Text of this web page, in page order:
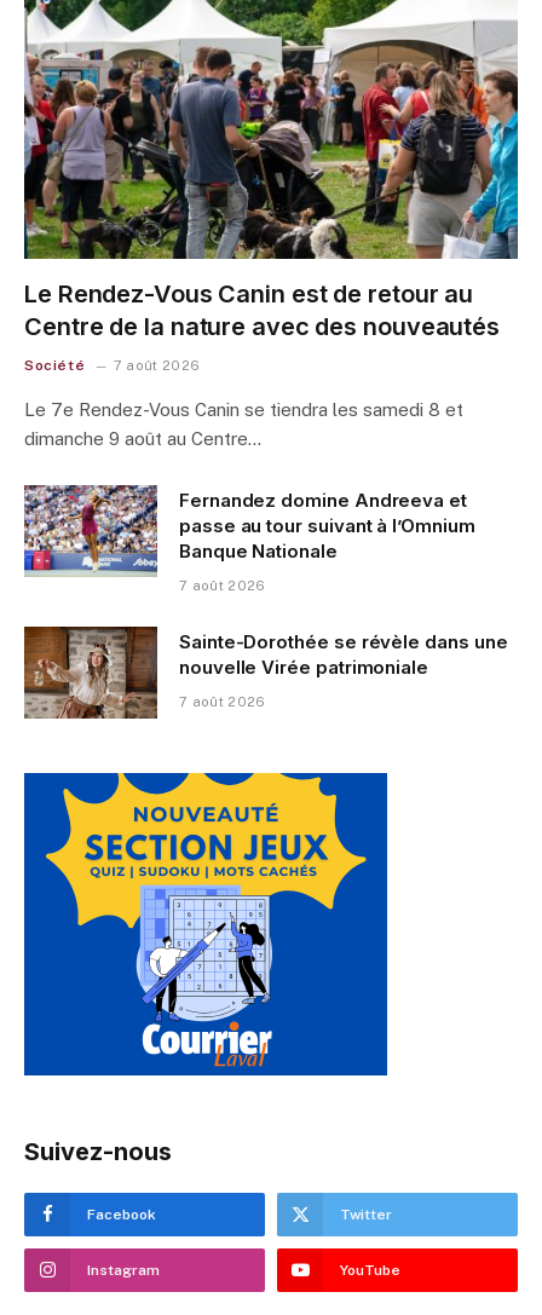
Le Rendez-Vous Canin est de retour au
Centre de la nature avec des nouveautés
Société 7 août 2026
Le 7e Rendez-Vous Canin se tiendra les samedi 8 et
dimanche 9 août au Centre…
Fernandez domine Andreeva et
passe au tour suivant à l’Omnium
Banque Nationale
7 août 2026
Sainte-Dorothée se révèle dans une
nouvelle Virée patrimoniale
7 août 2026
Suivez-nous
Facebook Twitter
Instagram YouTube